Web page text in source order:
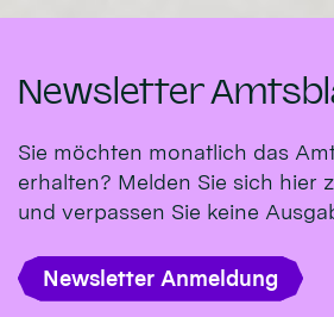
Newsletter
Sie möchten monatlich das
erhalten? Melden Sie sich hier
und verpassen Sie keine
Newsletter Anmeldung